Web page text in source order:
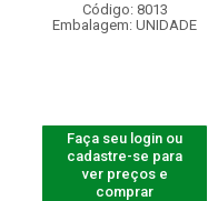
Código: 8013
Embalagem: UNIDADE
Faça seu login ou
cadastre-se para
ver preços e
comprar